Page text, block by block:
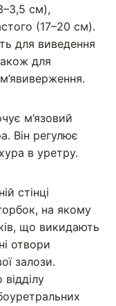
см),
(17–20 см).
для виведення
для
м’язовий
Він регулює
в уретру.
стінці
на якому
що викидають
отвори
залози.